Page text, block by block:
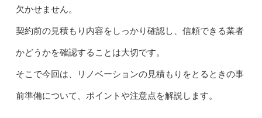
欠かせません。
契約前の見積もり内容をしっかり確認し、信頼できる業者
かどうかを確認することは大切です。
そこで今回は、リノベーションの見積もりをとるときの事
前準備について、ポイントや注意点を解説します。